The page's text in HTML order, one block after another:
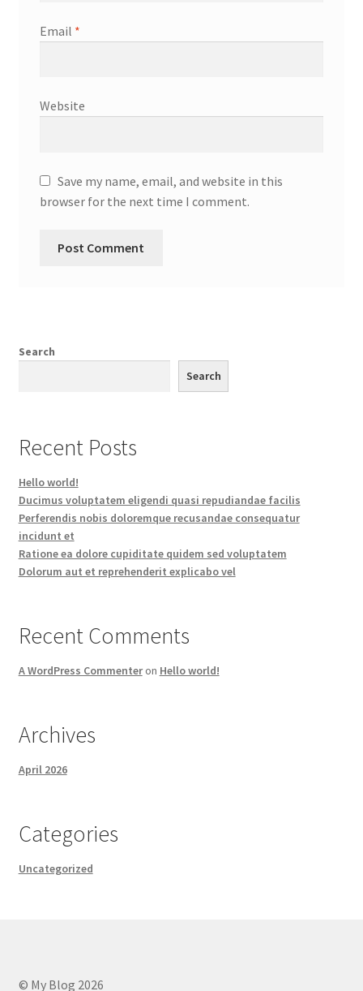
Email *
Website
Save my name, email, and website in this
browser for the next time I comment.
Search
Search
Recent Posts
Hello world!
Ducimus voluptatem eligendi quasi repudiandae facilis
Perferendis nobis doloremque recusandae consequatur
incidunt et
Ratione ea dolore cupiditate quidem sed voluptatem
Dolorum aut et reprehenderit explicabo vel
Recent Comments
A WordPress Commenteron Hello world!
Archives
April 2026
Categories
Uncategorized
© My Blog 2026